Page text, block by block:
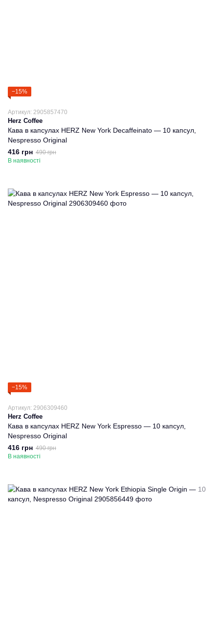
−15%
Артикул: 2905857470
Herz Coffee
Кава в капсулах HERZ New York Decaffeinato — 10 капсул,
Nespresso Original
416 грн 490 грн
В наявності
−15%
Артикул: 2906309460
Herz Coffee
Кава в капсулах HERZ New York Espresso — 10 капсул,
Nespresso Original
416 грн 490 грн
В наявності